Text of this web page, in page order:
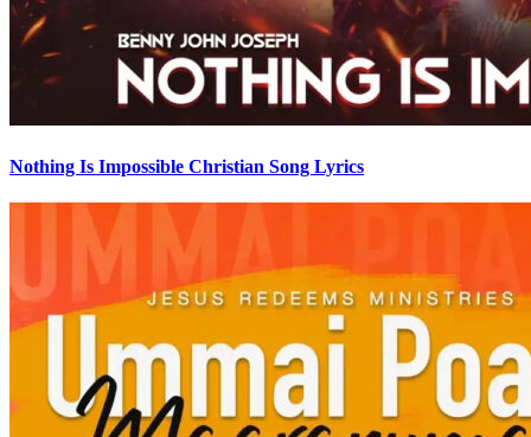
Nothing Is Impossible Christian Song Lyrics